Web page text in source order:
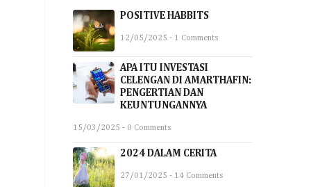
POSITIVE HABBITS
12/05/2025 - 1 Comments
APA ITU INVESTASI
CELENGAN DI AMARTHAFIN:
PENGERTIAN DAN
KEUNTUNGANNYA
15/03/2025 - 0 Comments
2024 DALAM CERITA
27/01/2025 - 14 Comments